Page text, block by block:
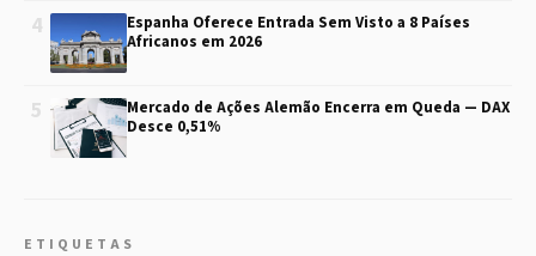
4
Espanha Oferece Entrada Sem Visto a 8 Países
Africanos em 2026
5
Mercado de Ações Alemão Encerra em Queda — DAX
Desce 0,51%
ETIQUETAS